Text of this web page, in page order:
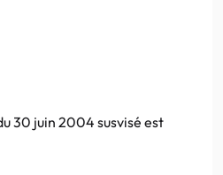
30 juin 2004 susvisé est